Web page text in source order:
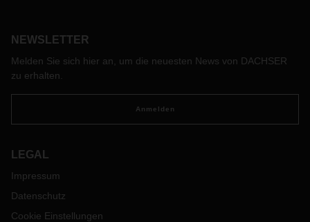
NEWSLETTER
Melden Sie sich hier an, um die neuesten News von DACHSER
zu erhalten.
Anmelden
LEGAL
Impressum
Datenschutz
Cookie Einstellungen